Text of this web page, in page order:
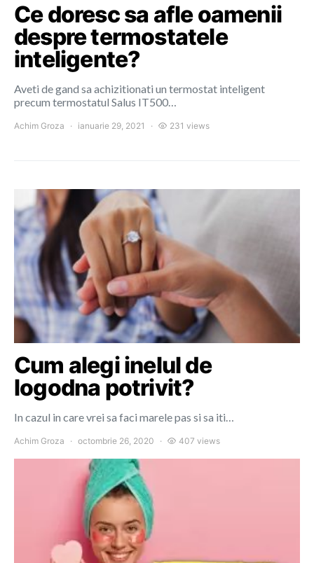
Ce doresc sa afle oamenii
despre termostatele
inteligente?
Aveti de gand sa achizitionati un termostat inteligent
precum termostatul Salus IT500…
Achim Groza ianuarie 29, 2021 231 views
Cum alegi inelul de
logodna potrivit?
In cazul in care vrei sa faci marele pas si sa iti…
Achim Groza octombrie 26, 2020 407 views